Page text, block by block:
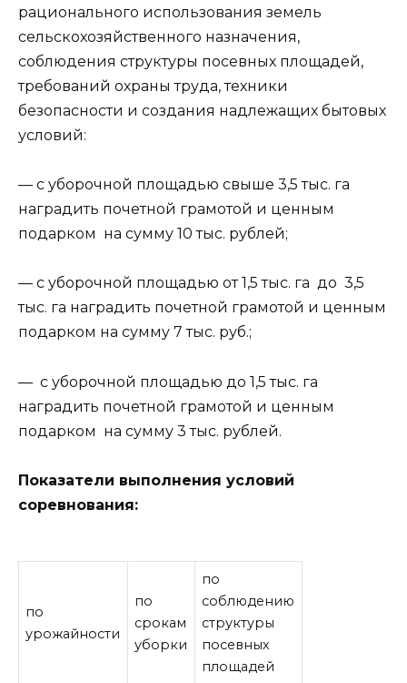
рационального использования земель
сельскохозяйственного назначения,
соблюдения структуры посевных площадей,
требований охраны труда, техники
безопасности и создания надлежащих бытовых
условий:
— с уборочной площадью свыше 3,5 тыс. га
наградить почетной грамотой и ценным
подарком на сумму 10 тыс. рублей;
— с уборочной площадью от 1,5 тыс. га до 3,5
тыс. га наградить почетной грамотой и ценным
подарком на сумму 7 тыс. руб.;
— с уборочной площадью до 1,5 тыс. га
наградить почетной грамотой и ценным
подарком на сумму 3 тыс. рублей.
Показатели выполнения условий
соревнования:
по
урожайности
по
срокам
уборки
по
соблюдению
структуры
посевных
площадей